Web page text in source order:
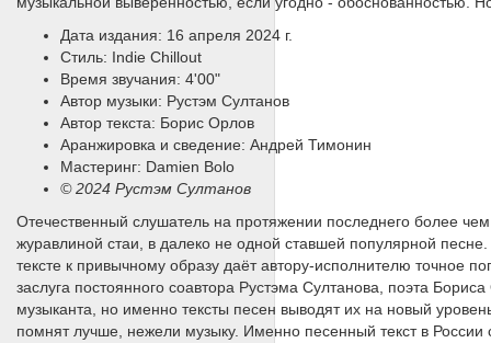
Дата издания: 16 апреля 2024 г.
Стиль: Indie Chillout
Время звучания: 4'00"
Автор музыки: Рустэм Султанов
Автор текста: Борис Орлов
Аранжировка и сведение: Андрей Тимонин
Мастеринг: Damien Bolo
© 2024 Рустэм Султанов
Отечественный слушатель на протяжении последнего более
журавлиной стаи, в далеко не одной ставшей популярной
тексте к привычному образу даёт автору-исполнителю точное
заслуга постоянного соавтора Рустэма Султанова, поэта
музыканта, но именно тексты песен выводят их на новый
помнят лучше, нежели музыку. Именно песенный текст в